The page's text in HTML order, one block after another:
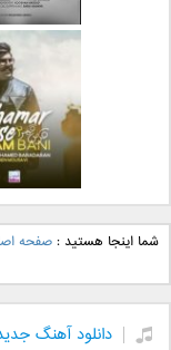
دانلود
یراحی
دانلود
بانی بنامشما اینجا هستید :صفحه
دانلود آهنگ